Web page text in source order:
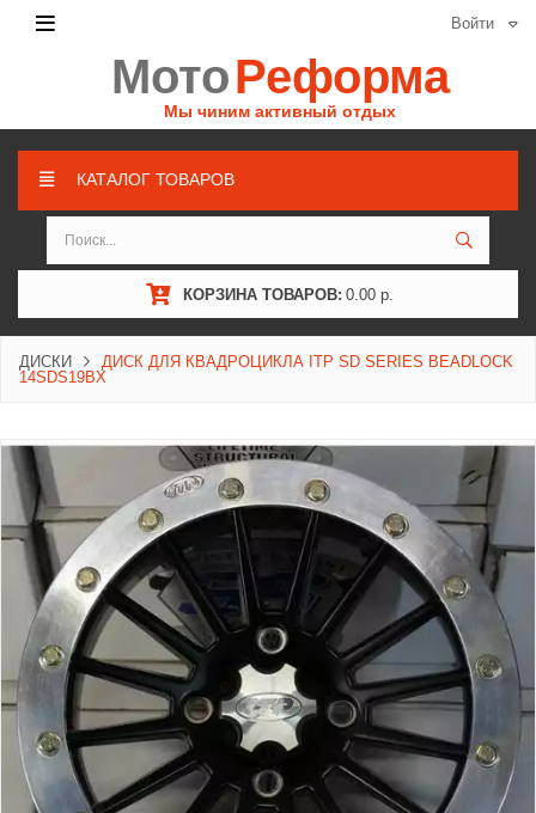
Войти
МотоРеформа
Мы чиним активный отдых
КАТАЛОГ ТОВАРОВ
КОРЗИНА ТОВАРОВ: 0.00 р.
ДИСКИ
ДИСК ДЛЯ КВАДРОЦИКЛА ITP SD SERIES BEADLOCK
14SDS19BX